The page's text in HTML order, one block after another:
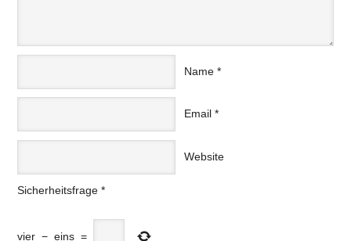
Name *
Email *
Website
Sicherheitsfrage *
vier − eins =